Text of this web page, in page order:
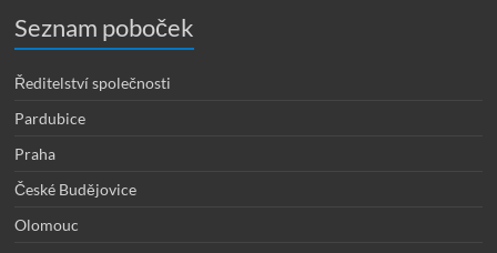
Seznam poboček
Ředitelství společnosti
Pardubice
Praha
České Budějovice
Olomouc